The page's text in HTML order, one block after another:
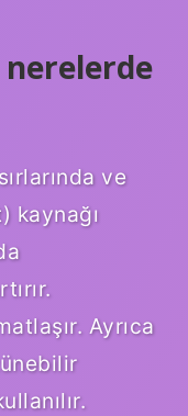
ve
kaynağı
Ayrıca